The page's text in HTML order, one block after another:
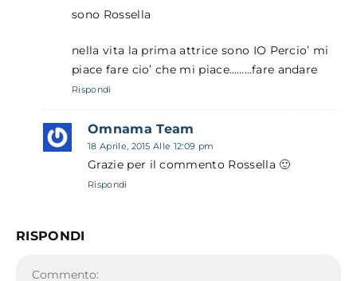
sono Rossella
nella vita la prima attrice sono IO Percio’ mi
piace fare cio’ che mi piace………fare andare
Rispondi
Omnama Team
18 Aprile, 2015 Alle 12:09 pm
Grazie per il commento Rossella 🙂
Rispondi
RISPONDI